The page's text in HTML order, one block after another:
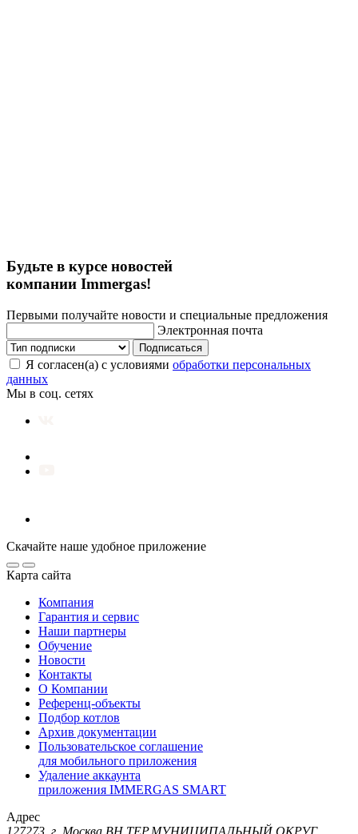
Будьте в курсе новостей
компании Immergas!
Первыми получайте новости и специальные предложения
Электронная почта
Подписаться
Я согласен(а) с условиями обработки персональных
данных
Мы в соц. сетях
Скачайте наше удобное приложение
Карта сайта
Компания
Гарантия и сервис
Наши партнеры
Обучение
Новости
Контакты
О Компании
Референц-объекты
Подбор котлов
Архив документации
Пользовательское соглашение
для мобильного приложения
Удаление аккаунта
приложения IMMERGAS SMART
Адрес
127273, г. Москва ВН.ТЕР.МУНИЦИПАЛЬНЫЙ ОКРУГ